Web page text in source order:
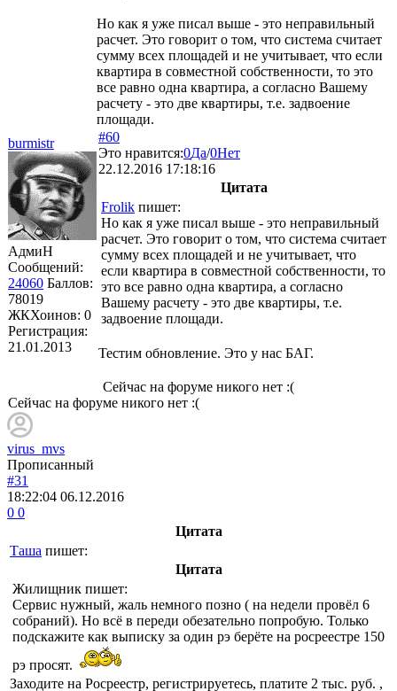
Но как я уже писал выше - это неправильный
расчет. Это говорит о том, что система считает
сумму всех площадей и не учитывает, что если
квартира в совместной собственности, то это
все равно одна квартира, а согласно Вашему
расчету - это две квартиры, т.е. задвоение
площади.
burmistr
АдмиН
Сообщений:
24060 Баллов:
78019
ЖКХоинов: 0
Регистрация:
21.01.2013
#60
Это нравится:0Да/0Нет
22.12.2016 17:18:16
Цитата
Frolik пишет:
Но как я уже писал выше - это неправильный
расчет. Это говорит о том, что система считает
сумму всех площадей и не учитывает, что
если квартира в совместной собственности, то
это все равно одна квартира, а согласно
Вашему расчету - это две квартиры, т.е.
задвоение площади.
Тестим обновление. Это у нас БАГ.
Сейчас на форуме никого нет :(
Сейчас на форуме никого нет :(
virus_mvs
Прописанный
#31
18:22:04 06.12.2016
0 0
Цитата
Таша пишет:
Цитата
Жилищник пишет:
Сервис нужный, жаль немного позно ( на недели провёл 6
собраний). Но всё в переди обезательно попробую. Только
подскажите как выписку за один рэ берёте на росреестре 150
рэ просят.
Заходите на Росреестр, регистрируетесь, платите 2 тыс. руб. ,